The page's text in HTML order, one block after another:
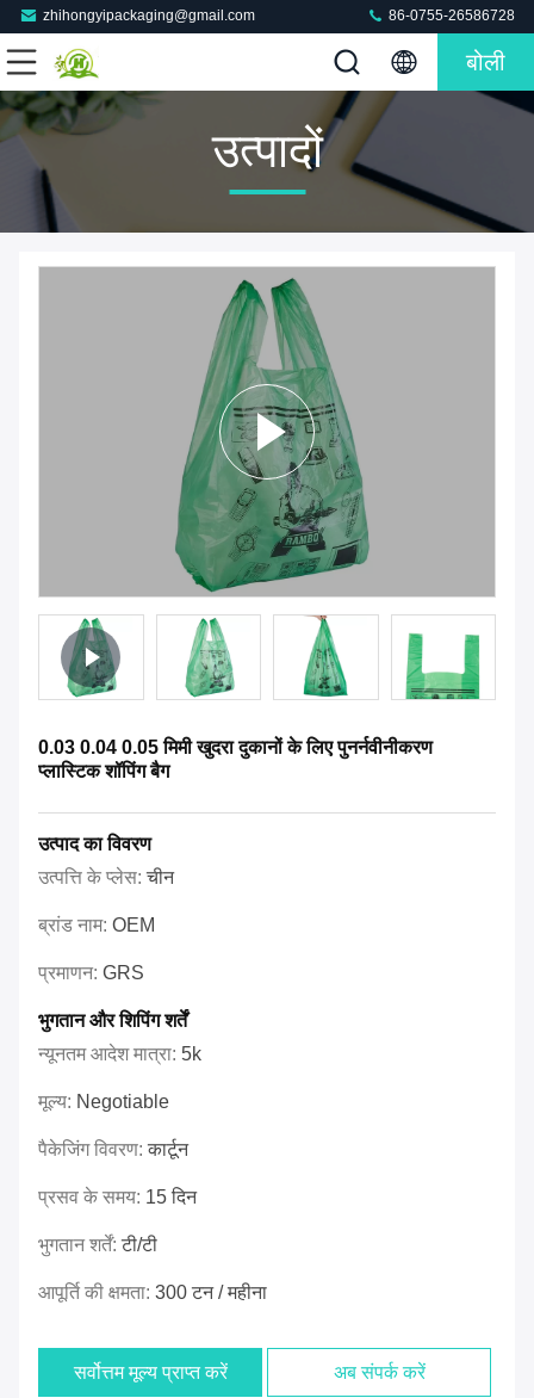
zhihongyipackaging@gmail.com 86-0755-26586728
बोली
उत्पादों
0.03 0.04 0.05 मिमी खुदरा दुकानों के लिए पुनर्नवीनीकरण
प्लास्टिक शॉपिंग बैग
उत्पाद का विवरण
उत्पत्ति के प्लेस:चीन
ब्रांड नाम: OEM
प्रमाणन: GRS
भुगतान और शिपिंग शर्तें
न्यूनतम आदेश मात्रा: 5k
मूल्य: Negotiable
पैकेजिंग विवरण:कार्टून
प्रसव के समय: 15 दिन
भुगतान शर्तें:टी/टी
आपूर्ति की क्षमता: 300 टन / महीना
सर्वोत्तम मूल्य प्राप्त करें अब संपर्क करें